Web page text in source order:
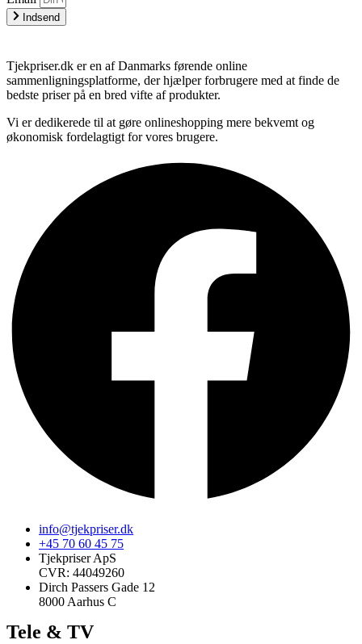
Indsend
Tjekpriser.dk er en af Danmarks førende online
sammenligningsplatforme, der hjælper forbrugere med at finde de
bedste priser på en bred vifte af produkter.
Vi er dedikerede til at gøre onlineshopping mere bekvemt og
økonomisk fordelagtigt for vores brugere.
info@tjekpriser.dk
+45 70 60 45 75
Tjekpriser ApS
CVR: 44049260
Dirch Passers Gade 12
8000 Aarhus C
Tele & TV